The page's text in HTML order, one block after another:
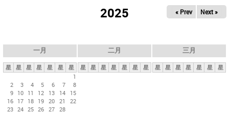
2025 « Prev Next »
一月
星 星 星 星 星 星
星
1
2
3 4 5 6 7
8
9 10 11 12 13 14
15
16 17 18 19 20 21
22
23 24 25 26 27 28
二月
星 星 星 星 星 星 星
三月
星 星 星 星 星 星 星